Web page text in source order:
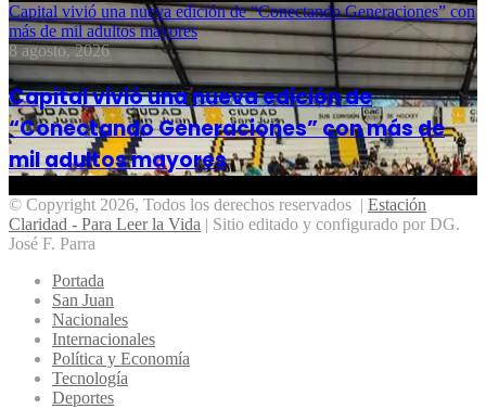
Capital vivió una nueva edición de “Conectando Generaciones” con
más de mil adultos mayores
8 agosto, 2026
Capital vivió una nueva edición de
“Conectando Generaciones” con más de
mil adultos mayores
© Copyright 2026, Todos los derechos reservados | Estación
Claridad - Para Leer la Vida | Sitio editado y configurado por DG.
José F. Parra
Portada
San Juan
Nacionales
Internacionales
Política y Economía
Tecnología
Deportes